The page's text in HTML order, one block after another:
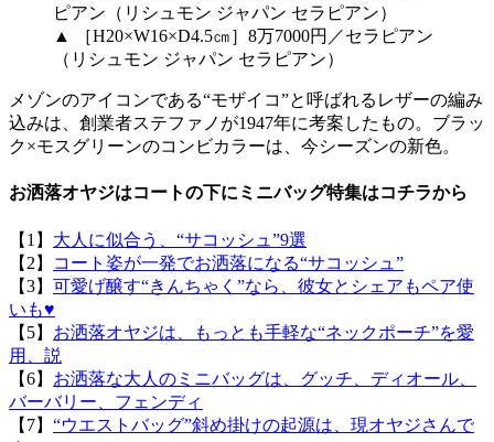
▲ ［H20×W16×D4.5㎝］8万7000円／セラピアン
（リシュモン ジャパン セラピアン）
メゾンのアイコンである“モザイコ”と呼ばれるレザーの編み
込みは、創業者ステファノが1947年に考案したもの。ブラッ
ク×モスグリーンのコンビカラーは、今シーズンの新色。
お洒落オヤジはコートの下にミニバッグ特集はコチラから
【1】 大人に似合う、“サコッシュ”9選
【2】
コート姿が一発でお洒落になる“サコッシュ”
【3】 可愛げ醸す“きんちゃく”なら、彼女とシェアもペア使
いも♥
【5】 お洒落オヤジは、もっとも手軽な“ネックポーチ”を愛
用、説
【6】 お洒落な大人のミニバッグは、グッチ、ディオール、
バーバリー、フェンディ
【7】 “ウエストバッグ”斜め掛けの起源は、現オヤジさんで